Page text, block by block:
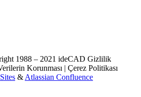
1988 – 2021 ideCAD Gizlilik
Korunması | Çerez Politikası
& Atlassian Confluence